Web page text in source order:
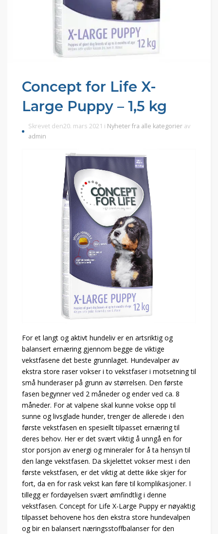
Concept for Life X-
Large Puppy – 1,5 kg
Skrevet den20. mars 2021 i Nyheter fra alle kategorier av
admin
For et langt og aktivt hundeliv er en artsriktig og
balansert ernæring gjennom begge de viktige
vekstfasene det beste grunnlaget. Hundevalper av
ekstra store raser vokser i to vekstfaser i motsetning til
små hunderaser på grunn av størrelsen. Den første
fasen begynner ved 2 måneder og ender ved ca. 8
måneder. For at valpene skal kunne vokse opp til
sunne og livsglade hunder, trenger de allerede i den
første vekstfasen en spesiellt tilpasset ernæring til
deres behov. Her er det svært viktig å unngå en for
stor porsjon av energi og mineraler for å ta hensyn til
den lange vekstfasen. Da skjelettet vokser mest i den
første vekstfasen, er det viktig at dette ikke skjer for
fort, da en for rask vekst kan føre til komplikasjoner. I
tillegg er fordøyelsen svært ømfindtlig i denne
vekstfasen. Concept for Life X-Large Puppy er nøyaktig
tilpasset behovene hos den ekstra store hundevalpen
og bir en balansert næringsstoffbalanser for den